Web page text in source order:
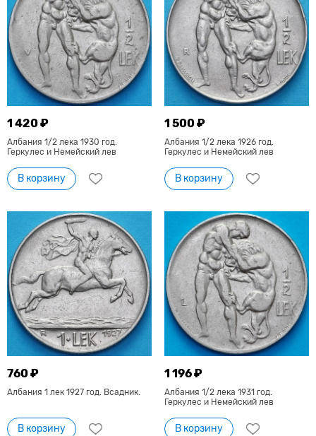
1 420 ₽
Албания 1/2 лека 1930 год.
Геркулес и Немейский лев
В корзину
1 500 ₽
Албания 1/2 лека 1926 год.
Геркулес и Немейский лев
В корзину
760 ₽
Албания 1 лек 1927 год. Всадник.
В корзину
1 196 ₽
Албания 1/2 лека 1931 год.
Геркулес и Немейский лев
В корзину